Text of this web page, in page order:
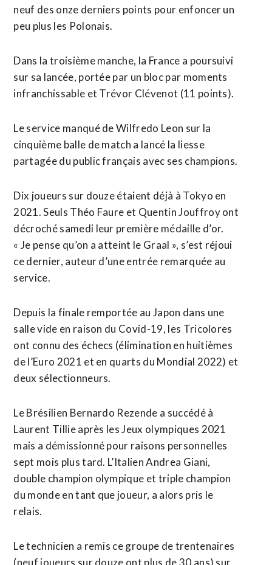
neuf des onze derniers points pour enfoncer un
peu plus les Polonais.
Dans la troisième manche, la France a poursuivi
sur sa lancée, portée par un bloc par moments
infranchissable et Trévor Clévenot (11 points).
Le service manqué de Wilfredo Leon sur la
cinquième balle de match a lancé la liesse
partagée du public français avec ses champions.
Dix joueurs sur douze étaient déjà à Tokyo en
2021. Seuls Théo Faure et Quentin Jouffroy ont
décroché samedi leur première médaille d’or.
« Je pense qu’on a atteint le Graal », s’est réjoui
ce dernier, auteur d’une entrée remarquée au
service.
Depuis la finale remportée au Japon dans une
salle vide en raison du Covid-19, les Tricolores
ont connu des échecs (élimination en huitièmes
de l’Euro 2021 et en quarts du Mondial 2022) et
deux sélectionneurs.
Le Brésilien Bernardo Rezende a succédé à
Laurent Tillie après les Jeux olympiques 2021
mais a démissionné pour raisons personnelles
sept mois plus tard. L’Italien Andrea Giani,
double champion olympique et triple champion
du monde en tant que joueur, a alors pris le
relais.
Le technicien a remis ce groupe de trentenaires
(neuf joueurs sur douze ont plus de 30 ans) sur